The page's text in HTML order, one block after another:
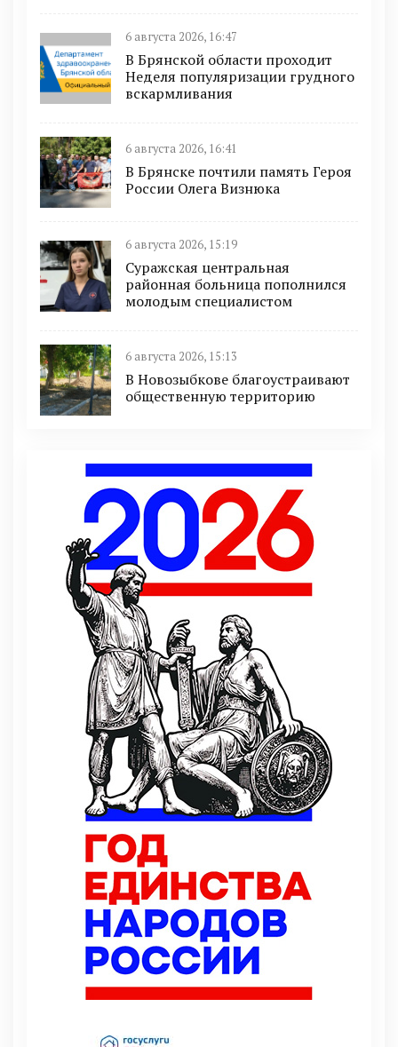
6 августа 2026, 16:47
В Брянской области проходит
Неделя популяризации грудного
вскармливания
6 августа 2026, 16:41
В Брянске почтили память Героя
России Олега Визнюка
6 августа 2026, 15:19
Суражская центральная
районная больница пополнился
молодым специалистом
6 августа 2026, 15:13
В Новозыбкове благоустраивают
общественную территорию